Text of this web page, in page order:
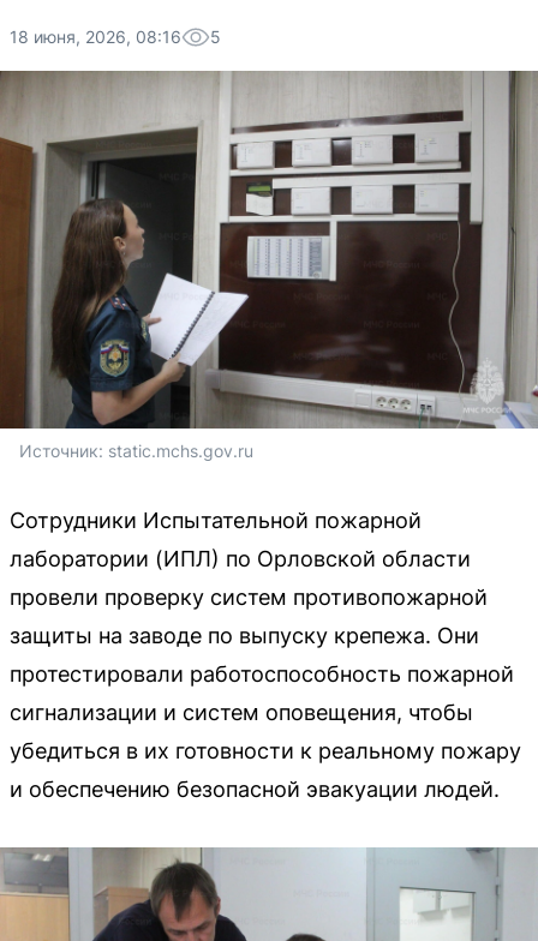
18 июня, 2026, 08:16 5
Источник: static.mchs.gov.ru
Сотрудники Испытательной пожарной
лаборатории (ИПЛ) по Орловской области
провели проверку систем противопожарной
защиты на заводе по выпуску крепежа. Они
протестировали работоспособность пожарной
сигнализации и систем оповещения, чтобы
убедиться в их готовности к реальному пожару
и обеспечению безопасной эвакуации людей.